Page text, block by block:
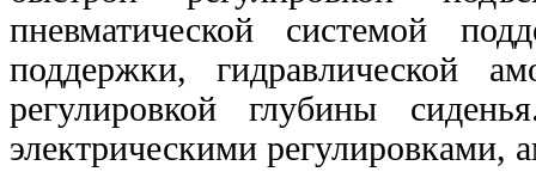
пневматической системой
поддержки, гидравлической
регулировкой глубины
электрическими регулировками,